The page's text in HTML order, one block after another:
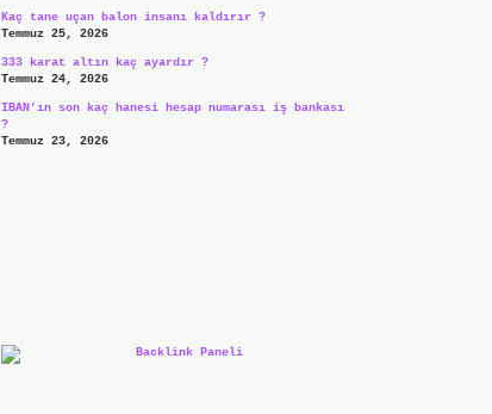
Kaç tane uçan balon insanı kaldırır ?
Temmuz 25, 2026
333 karat altın kaç ayardır ?
Temmuz 24, 2026
IBAN’ın son kaç hanesi hesap numarası iş bankası
?
Temmuz 23, 2026